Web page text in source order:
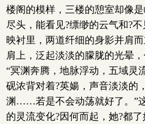
楼阁的模样，三楼的憩室却像
尽头，能看见?缥缈的云气和?
映衬里，两道纤细的身影并肩
肩上，泛起淡淡的朦胧的光晕
“冥渊奔腾，地脉浮动，五域灵
砚浓背对着?英婸，声音淡淡的
渊……若是不会动荡就好了。”
的灵流变化?因何而起，她?都